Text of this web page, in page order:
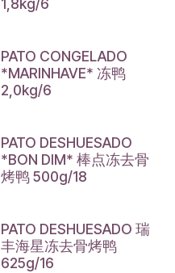
1,8kg/6
PATO CONGELADO
*MARINHAVE* 冻鸭
2,0kg/6
PATO DESHUESADO
*BON DIM* 棒点冻去骨
烤鸭 500g/18
PATO DESHUESADO 瑞
丰海星冻去骨烤鸭
625g/16